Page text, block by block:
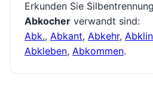
Erkunden Sie
Abkocher verwandt sind:
Abk., Abkant, Abkehr,
Abkleben, Abkommen.